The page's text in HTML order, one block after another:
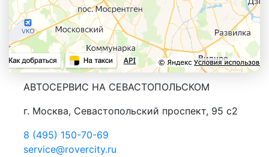
АВТОСЕРВИС НА СЕВАСТОПОЛЬСКОМ
г. Москва, Севастопольский проспект, 95 с2
8 (495) 150-70-69
service@rovercity.ru